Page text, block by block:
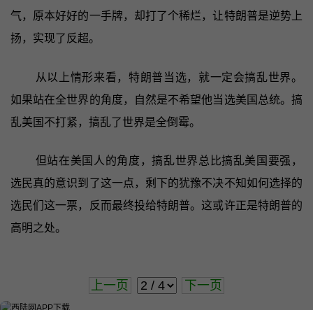
气，原本好好的一手牌，却打了个稀烂，让特朗普是逆势上
扬，实现了反超。
从以上情形来看，特朗普当选，就一定会搞乱世界。
如果站在全世界的角度，自然是不希望他当选美国总统。搞
乱美国不打紧，搞乱了世界是全倒霉。
但站在美国人的角度，搞乱世界总比搞乱美国要强，
选民真的意识到了这一点，剩下的犹豫不决不知如何选择的
选民们这一票，反而最终投给特朗普。这或许正是特朗普的
高明之处。
上一页 下一页